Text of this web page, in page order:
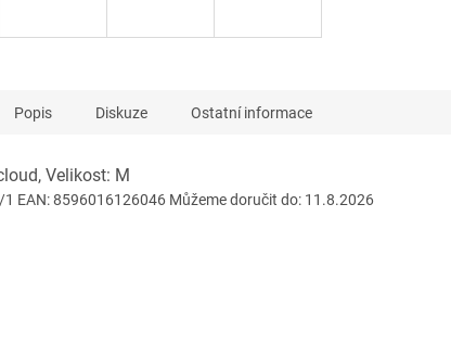
R
M
A
Popis Diskuze Ostatní informace
Velikost: M
1 EAN:8596016126046 Můžeme doručit do: 11.8.2026